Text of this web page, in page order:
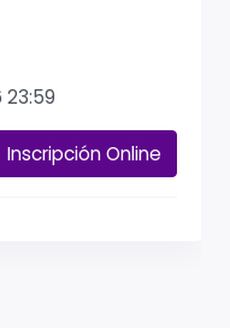
23:59
Inscripción Online